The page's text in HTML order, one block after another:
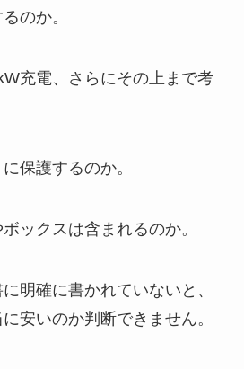
のか。
充電、さらにその上まで考
保護するのか。
ックスは含まれるのか。
明確に書かれていないと、
安いのか判断できません。